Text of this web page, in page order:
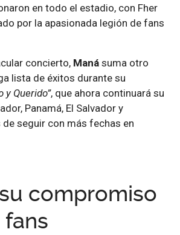
en todo el estadio, con Fher
por la apasionada legión de fans
concierto, Maná suma otro
lista de éxitos durante su
y Querido”, que ahora continuará su
Panamá, El Salvador y
de seguir con más fechas en
compromiso